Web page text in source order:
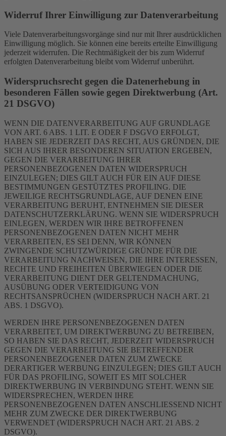
Widerruf Ihrer Einwilligung zur Datenverarbeitung
Viele Datenverarbeitungsvorgänge sind nur mit Ihrer ausdrücklichen
Einwilligung möglich. Sie können eine bereits erteilte Einwilligung
jederzeit widerrufen. Die Rechtmäßigkeit der bis zum Widerruf
erfolgten Datenverarbeitung bleibt vom Widerruf unberührt.
Widerspruchsrecht gegen die Datenerhebung in
besonderen Fällen sowie gegen Direktwerbung (Art.
21 DSGVO)
WENN DIE DATENVERARBEITUNG AUF GRUNDLAGE
VON ART. 6 ABS. 1 LIT. E ODER F DSGVO ERFOLGT,
HABEN SIE JEDERZEIT DAS RECHT, AUS GRÜNDEN, DIE
SICH AUS IHRER BESONDEREN SITUATION ERGEBEN,
GEGEN DIE VERARBEITUNG IHRER
PERSONENBEZOGENEN DATEN WIDERSPRUCH
EINZULEGEN; DIES GILT AUCH FÜR EIN AUF DIESE
BESTIMMUNGEN GESTÜTZTES PROFILING. DIE
JEWEILIGE RECHTSGRUNDLAGE, AUF DENEN EINE
VERARBEITUNG BERUHT, ENTNEHMEN SIE DIESER
DATENSCHUTZERKLÄRUNG. WENN SIE WIDERSPRUCH
EINLEGEN, WERDEN WIR IHRE BETROFFENEN
PERSONENBEZOGENEN DATEN NICHT MEHR
VERARBEITEN, ES SEI DENN, WIR KÖNNEN
ZWINGENDE SCHUTZWÜRDIGE GRÜNDE FÜR DIE
VERARBEITUNG NACHWEISEN, DIE IHRE INTERESSEN,
RECHTE UND FREIHEITEN ÜBERWIEGEN ODER DIE
VERARBEITUNG DIENT DER GELTENDMACHUNG,
AUSÜBUNG ODER VERTEIDIGUNG VON
RECHTSANSPRÜCHEN (WIDERSPRUCH NACH ART. 21
ABS. 1 DSGVO).
WERDEN IHRE PERSONENBEZOGENEN DATEN
VERARBEITET, UM DIREKTWERBUNG ZU BETREIBEN,
SO HABEN SIE DAS RECHT, JEDERZEIT WIDERSPRUCH
GEGEN DIE VERARBEITUNG SIE BETREFFENDER
PERSONENBEZOGENER DATEN ZUM ZWECKE
DERARTIGER WERBUNG EINZULEGEN; DIES GILT AUCH
FÜR DAS PROFILING, SOWEIT ES MIT SOLCHER
DIREKTWERBUNG IN VERBINDUNG STEHT. WENN SIE
WIDERSPRECHEN, WERDEN IHRE
PERSONENBEZOGENEN DATEN ANSCHLIESSEND NICHT
MEHR ZUM ZWECKE DER DIREKTWERBUNG
VERWENDET (WIDERSPRUCH NACH ART. 21 ABS. 2
DSGVO).